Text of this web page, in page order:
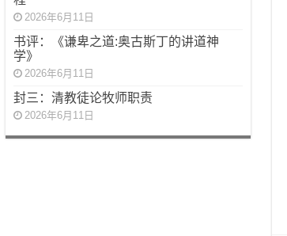
2026年6月11日
书评：《谦卑之道:奥古斯丁的讲道神
学》
2026年6月11日
封三：清教徒论牧师职责
2026年6月11日